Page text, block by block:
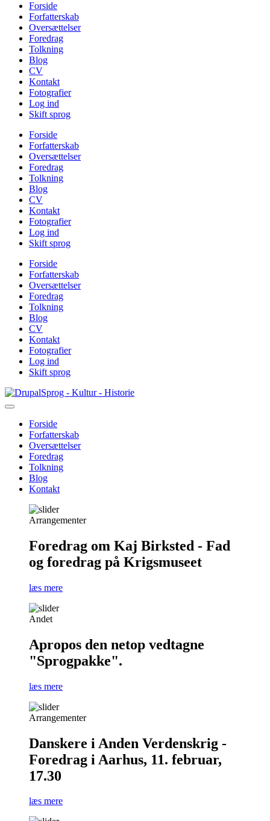
Forside
Forfatterskab
Oversættelser
Foredrag
Tolkning
Blog
CV
Kontakt
Fotografier
Log ind
Skift sprog
Forside
Forfatterskab
Oversættelser
Foredrag
Tolkning
Blog
CV
Kontakt
Fotografier
Log ind
Skift sprog
Forside
Forfatterskab
Oversættelser
Foredrag
Tolkning
Blog
CV
Kontakt
Fotografier
Log ind
Skift sprog
Gå
til
Sprog - Kultur - Historie
Primær
navigation
Forside
Forfatterskab
Oversættelser
Foredrag
Tolkning
Blog
Kontakt
Arrangementer
Foredrag om Kaj Birksted - Fad
og foredrag på Krigsmuseet
læs mere
Andet
Apropos den netop vedtagne
"Sprogpakke".
læs mere
Arrangementer
Danskere i Anden Verdenskrig -
Foredrag i Aarhus, 11. februar,
17.30
læs mere